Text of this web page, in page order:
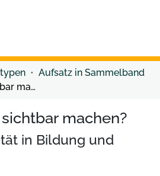
Aufsatz in Sammelband
Unsichtbares sichtbar machen?
machen?
in Bildung und